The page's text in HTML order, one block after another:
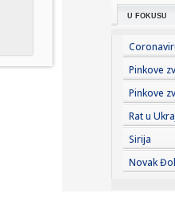
10:49:
10:47:
'ljubav...
10:46:
javnom
10:43:U
Železničara...
U FOKUSU
Pinkove
Pinkove
Rat u
Sirija
Novak